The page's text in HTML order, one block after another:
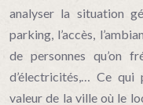
analyser la situation
parking, l’accès,
de personnes qu’on
d’électricités,… Ce
valeur de la ville où le